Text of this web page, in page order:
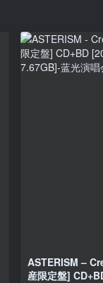
ASTERISM –
産限定盤]